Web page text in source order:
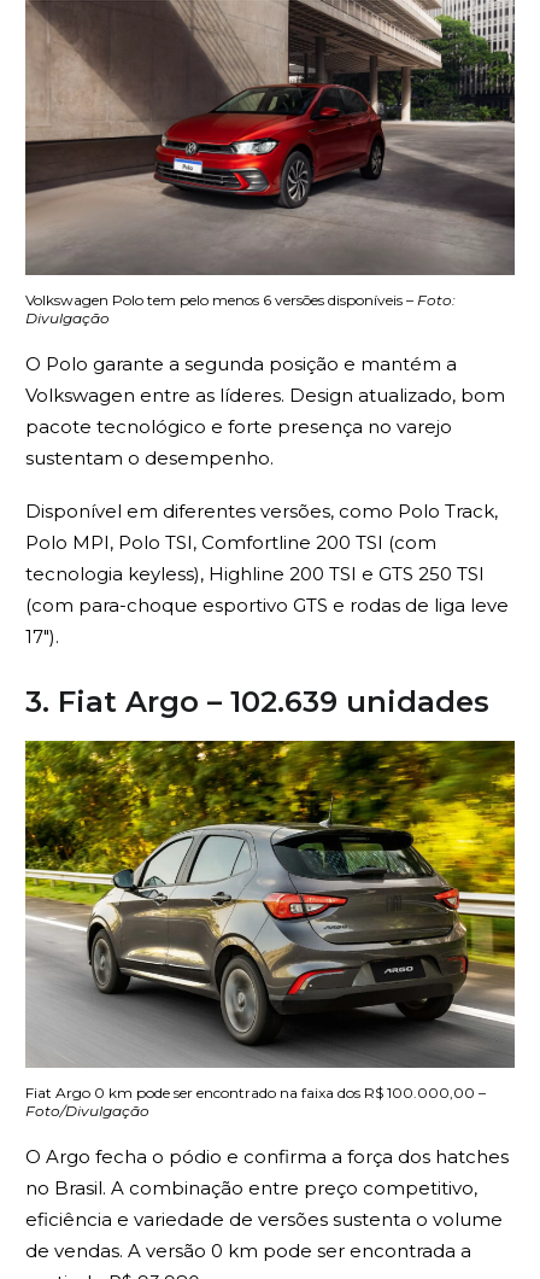
Volkswagen Polo tem pelo menos 6 versões disponíveis – Foto:
Divulgação
O Polo garante a segunda posição e mantém a
Volkswagen entre as líderes. Design atualizado, bom
pacote tecnológico e forte presença no varejo
sustentam o desempenho.
Disponível em diferentes versões, como Polo Track,
Polo MPI, Polo TSI, Comfortline 200 TSI (com
tecnologia keyless), Highline 200 TSI e GTS 250 TSI
(com para-choque esportivo GTS e rodas de liga leve
17″).
3. Fiat Argo – 102.639 unidades
Fiat Argo 0 km pode ser encontrado na faixa dos R$ 100.000,00 –
Foto/Divulgação
O Argo fecha o pódio e confirma a força dos hatches
no Brasil. A combinação entre preço competitivo,
eficiência e variedade de versões sustenta o volume
de vendas. A versão 0 km pode ser encontrada a